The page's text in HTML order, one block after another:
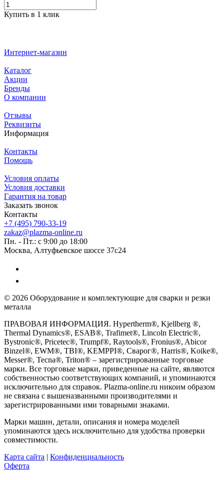
Купить в 1 клик
Интернет-магазин
Каталог
Акции
Бренды
О компании
Отзывы
Реквизиты
Информация
Контакты
Помощь
Условия оплаты
Условия доставки
Гарантия на товар
Заказать звонок
Контакты
+7 (495) 790-33-19
zakaz@plazma-online.ru
Пн. - Пт.: с 9:00 до 18:00
Москва, Алтуфьевское шоссе 37с24
© 2026 Оборудование и комплектующие для сварки и резки
металла
ПРАВОВАЯ ИНФОРМАЦИЯ. Hypertherm®, Kjellberg ®,
Thermal Dynamics®, ESAB®, Trafimet®, Lincoln Electric®,
Bystronic®, Pricetec®, Trumpf®, Raytools®, Fronius®, Abicor
Binzel®, EWM®, TBI®, KEMPPI®, Сварог®, Harris®, Koike®,
Messer®, Tecna®, Triton® – зарегистрированные торговые
марки. Все торговые марки, приведенные на сайте, являются
собственностью соответствующих компаний, и упоминаются
исключительно для справок. Plazma-online.ru никоим образом
не связана с вышеназванными производителями и
зарегистрированными ими товарными знаками.
Марки машин, детали, описания и номера моделей
упоминаются здесь исключительно для удобства проверки
совместимости.
Карта сайта | Конфиденциальность
Оферта